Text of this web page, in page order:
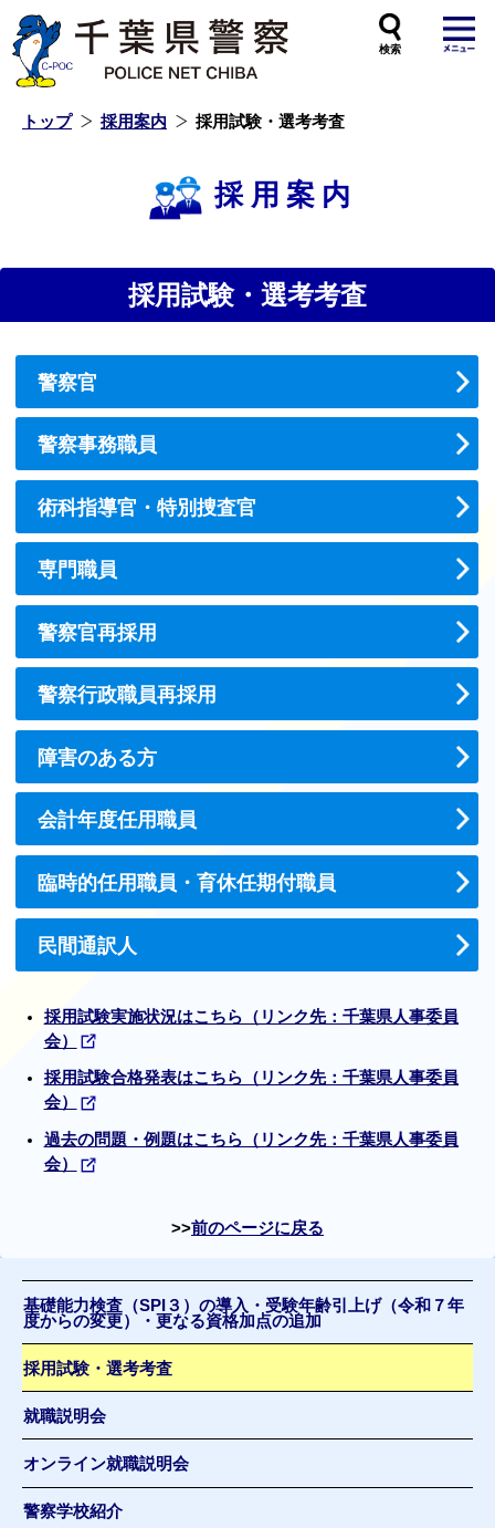
トップ 採用案内 採用試験・選考考査
採用案内
採用試験・選考考査
警察官
警察事務職員
術科指導官・特別捜査官
専門職員
警察官再採用
警察行政職員再採用
障害のある方
会計年度任用職員
臨時的任用職員・育休任期付職員
民間通訳人
採用試験実施状況はこちら（リンク先：千葉県人事委員
会）
採用試験合格発表はこちら（リンク先：千葉県人事委員
会）
過去の問題・例題はこちら（リンク先：千葉県人事委員
会）
前のページに戻る
基礎能力検査（SPI３）の導入・受験年齢引上げ（令和７年
度からの変更）・更なる資格加点の追加
採用試験・選考考査
就職説明会
オンライン就職説明会
警察学校紹介